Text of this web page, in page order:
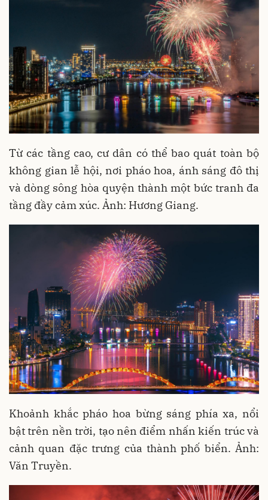
Từ các tầng cao, cư dân có thể bao quát toàn bộ
không gian lễ hội, nơi pháo hoa, ánh sáng đô thị
và dòng sông hòa quyện thành một bức tranh đa
tầng đầy cảm xúc. Ảnh: Hương Giang.
Khoảnh khắc pháo hoa bừng sáng phía xa, nổi
bật trên nền trời, tạo nên điểm nhấn kiến trúc và
cảnh quan đặc trưng của thành phố biển. Ảnh:
Văn Truyền.